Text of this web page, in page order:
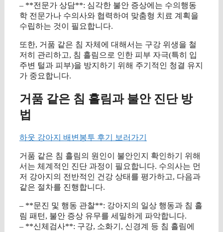
– **전문가 상담**: 심각한 불안 증상에는 수의행동
학 전문가나 수의사와 협력하여 맞춤형 치료 계획을
수립하는 것이 필요합니다.
또한, 거품 같은 침 자체에 대해서는 구강 위생을 철
저히 관리하고, 침 흘림으로 인한 피부 자극(특히 입
주변 털과 피부)을 방지하기 위해 주기적인 청결 유지
가 중요합니다.
거품 같은 침 흘림과 불안 진단 방
법
하웃 강아지 배변봉투 후기 보러가기
거품 같은 침 흘림의 원인이 불안인지 확인하기 위해
서는 체계적인 진단 과정이 필요합니다. 수의사는 먼
저 강아지의 전반적인 건강 상태를 평가하고, 다음과
같은 절차를 진행합니다.
– **문진 및 행동 관찰**: 강아지의 일상 행동과 침 흘
림 패턴, 불안 증상 유무를 세밀하게 파악합니다.
– **신체검사**: 구강, 소화기, 신경계 등 침 흘림에